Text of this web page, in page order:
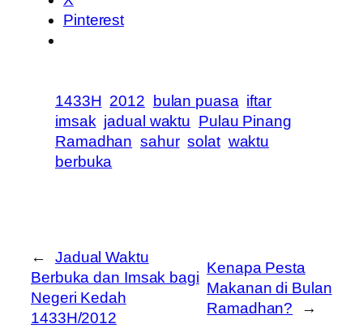
Pinterest
1433H 2012 bulan puasa iftar
imsak jadual waktu Pulau Pinang
Ramadhan sahur solat waktu
berbuka
←
Jadual Waktu
Berbuka dan Imsak bagi
Negeri Kedah
1433H/2012
Kenapa Pesta
Makanan di Bulan
Ramadhan?
→